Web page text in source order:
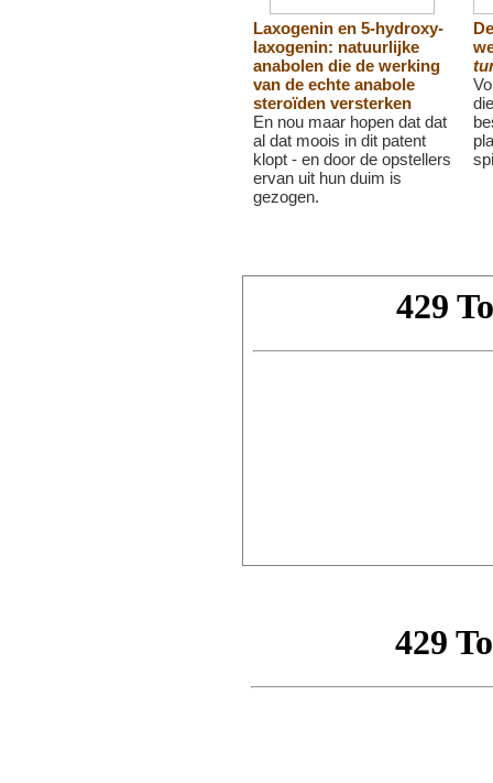
Laxogenin en 5-hydroxy-
laxogenin: natuurlijke
anabolen die de werking
van de echte anabole
steroïden versterken
En nou maar hopen dat dat
al dat moois in dit patent
klopt - en door de opstellers
ervan uit hun duim is
gezogen.